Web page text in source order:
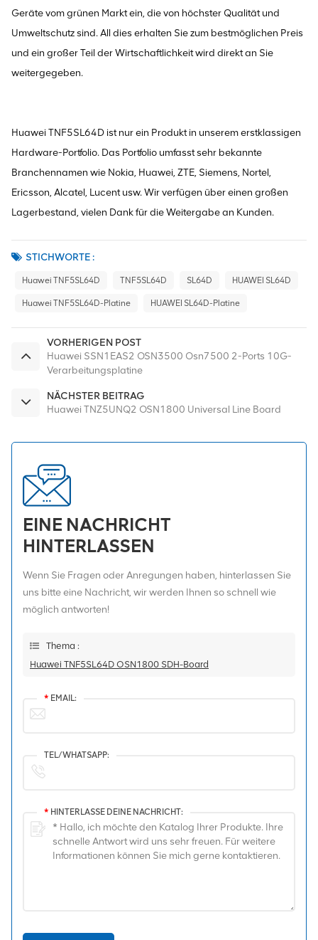
Geräte vom grünen Markt ein, die von höchster Qualität und
Umweltschutz sind. All dies erhalten Sie zum bestmöglichen Preis
und ein großer Teil der Wirtschaftlichkeit wird direkt an Sie
weitergegeben.
Huawei TNF5SL64D ist nur ein Produkt in unserem erstklassigen
Hardware-Portfolio. Das Portfolio umfasst sehr bekannte
Branchennamen wie Nokia, Huawei, ZTE, Siemens, Nortel,
Ericsson, Alcatel, Lucent usw. Wir verfügen über einen großen
Lagerbestand, vielen Dank für die Weitergabe an Kunden.
STICHWORTE :
Huawei TNF5SL64D TNF5SL64D SL64D HUAWEI SL64D
Huawei TNF5SL64D-Platine HUAWEI SL64D-Platine
VORHERIGEN POST
Huawei SSN1EAS2 OSN3500 Osn7500 2-Ports 10G-
Verarbeitungsplatine
NÄCHSTER BEITRAG
Huawei TNZ5UNQ2 OSN1800 Universal Line Board
EINE NACHRICHT
HINTERLASSEN
Wenn Sie Fragen oder Anregungen haben, hinterlassen Sie
uns bitte eine Nachricht, wir werden Ihnen so schnell wie
möglich antworten!
Thema :
Huawei TNF5SL64D OSN1800 SDH-Board
* EMAIL:
TEL/WHATSAPP:
* HINTERLASSE DEINE NACHRICHT: